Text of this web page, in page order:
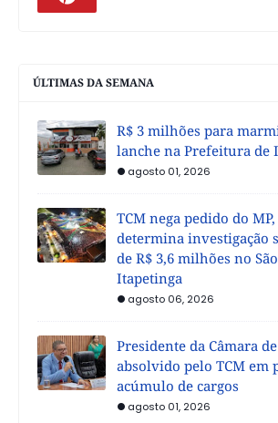
ÚLTIMAS DA SEMANA
R$ 3 milhões para
lanche na Prefeitura de
agosto 01, 2026
TCM nega pedido do MP,
determina investigação
de R$ 3,6 milhões no
Itapetinga
agosto 06, 2026
Presidente da Câmara
absolvido pelo TCM em
acúmulo de cargos
agosto 01, 2026